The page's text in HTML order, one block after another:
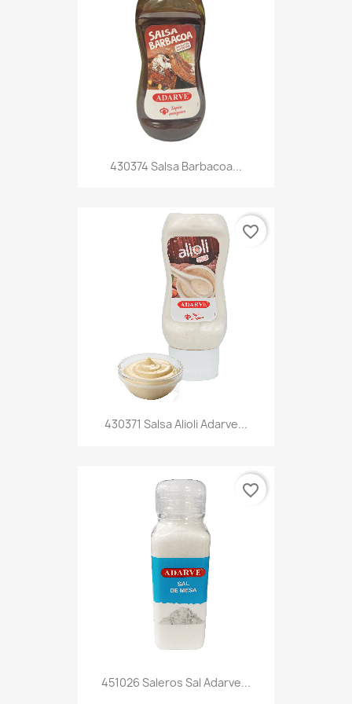
430374 Salsa Barbacoa...
430371 Salsa Alioli Adarve...
favorite_border
451026 Saleros Sal Adarve...
favorite_border